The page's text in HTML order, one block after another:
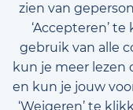
zien van
‘Accepteren’
gebruik van alle
kun je meer lezen
en kun je jouw
‘Weigeren’ te